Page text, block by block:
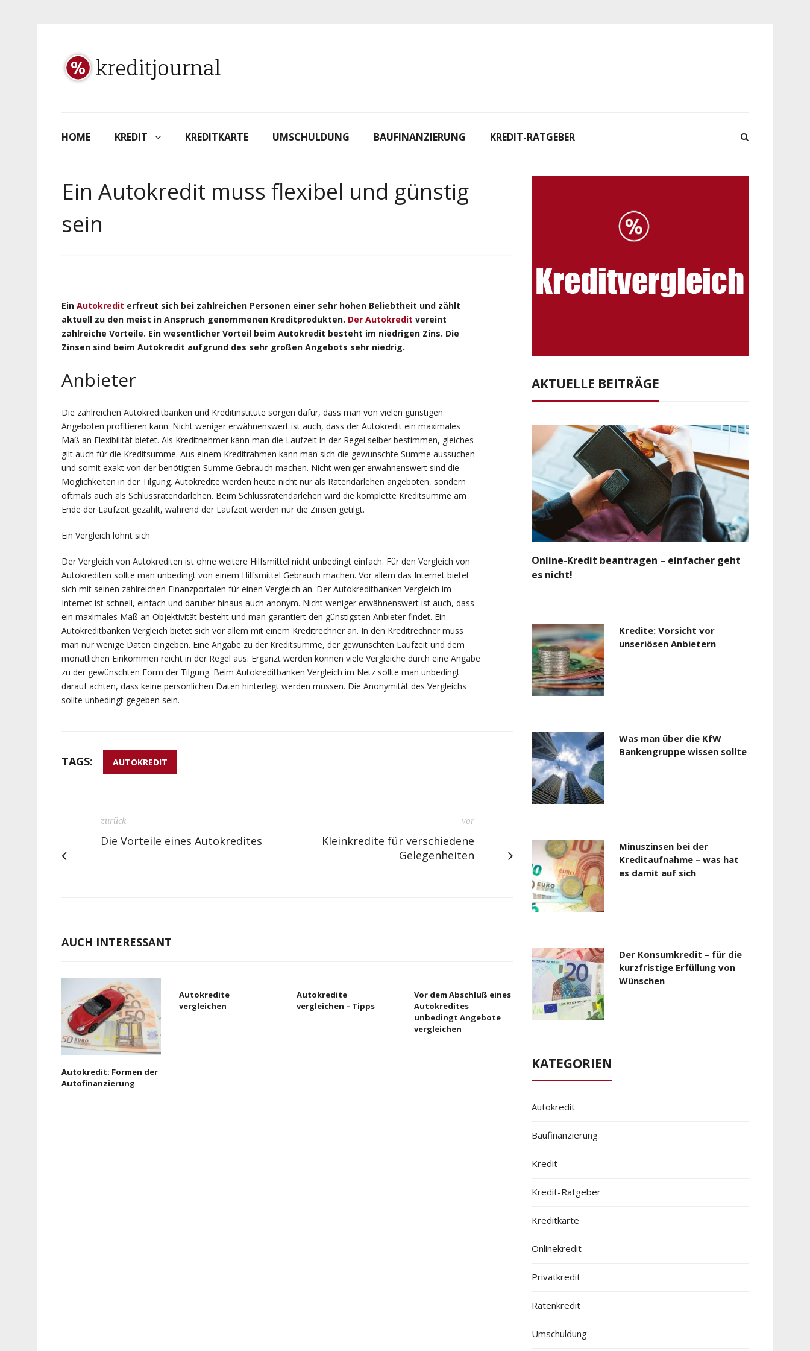
HOME KREDIT KREDITKARTE UMSCHULDUNG BAUFINANZIERUNG KREDIT-RATGEBER
Ein Autokredit muss flexibel und günstig
sein
Ein Autokredit erfreut sich bei zahlreichen Personen einer sehr hohen Beliebtheit und zählt
aktuell zu den meist in Anspruch genommenen Kreditprodukten. Der Autokredit vereint
zahlreiche Vorteile. Ein wesentlicher Vorteil beim Autokredit besteht im niedrigen Zins. Die
Zinsen sind beim Autokredit aufgrund des sehr großen Angebots sehr niedrig.
Anbieter
Die zahlreichen Autokreditbanken und Kreditinstitute sorgen dafür, dass man von vielen günstigen
Angeboten profitieren kann. Nicht weniger erwähnenswert ist auch, dass der Autokredit ein maximales
Maß an Flexibilität bietet. Als Kreditnehmer kann man die Laufzeit in der Regel selber bestimmen, gleiches
gilt auch für die Kreditsumme. Aus einem Kreditrahmen kann man sich die gewünschte Summe aussuchen
und somit exakt von der benötigten Summe Gebrauch machen. Nicht weniger erwähnenswert sind die
Möglichkeiten in der Tilgung. Autokredite werden heute nicht nur als Ratendarlehen angeboten, sondern
oftmals auch als Schlussratendarlehen. Beim Schlussratendarlehen wird die komplette Kreditsumme am
Ende der Laufzeit gezahlt, während der Laufzeit werden nur die Zinsen getilgt.
Ein Vergleich lohnt sich
Der Vergleich von Autokrediten ist ohne weitere Hilfsmittel nicht unbedingt einfach. Für den Vergleich von
Autokrediten sollte man unbedingt von einem Hilfsmittel Gebrauch machen. Vor allem das Internet bietet
sich mit seinen zahlreichen Finanzportalen für einen Vergleich an. Der Autokreditbanken Vergleich im
Internet ist schnell, einfach und darüber hinaus auch anonym. Nicht weniger erwähnenswert ist auch, dass
ein maximales Maß an Objektivität besteht und man garantiert den günstigsten Anbieter findet. Ein
Autokreditbanken Vergleich bietet sich vor allem mit einem Kreditrechner an. In den Kreditrechner muss
man nur wenige Daten eingeben. Eine Angabe zu der Kreditsumme, der gewünschten Laufzeit und dem
monatlichen Einkommen reicht in der Regel aus. Ergänzt werden können viele Vergleiche durch eine Angabe
zu der gewünschten Form der Tilgung. Beim Autokreditbanken Vergleich im Netz sollte man unbedingt
darauf achten, dass keine persönlichen Daten hinterlegt werden müssen. Die Anonymität des Vergleichs
sollte unbedingt gegeben sein.
TAGS: AUTOKREDIT
zurück
Die Vorteile eines Autokredites
vor
Kleinkredite für verschiedene
Gelegenheiten
AUCH INTERESSANT
Autokredit: Formen der
Autofinanzierung
Autokredite
vergleichen
Autokredite
vergleichen – Tipps
Vor dem Abschluß eines
Autokredites
unbedingt Angebote
vergleichen
AKTUELLE BEITRÄGE
Online-Kredit beantragen – einfacher geht
es nicht!
Kredite: Vorsicht vor
unseriösen Anbietern
Was man über die KfW
Bankengruppe wissen sollte
Minuszinsen bei der
Kreditaufnahme – was hat
es damit auf sich
Der Konsumkredit – für die
kurzfristige Erfüllung von
Wünschen
KATEGORIEN
Autokredit
Baufinanzierung
Kredit
Kredit-Ratgeber
Kreditkarte
Onlinekredit
Privatkredit
Ratenkredit
Umschuldung